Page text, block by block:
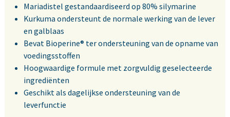
Mariadistel gestandaardiseerd op 80% silymarine
Kurkuma ondersteunt de normale werking van de lever
en galblaas
Bevat Bioperine® ter ondersteuning van de opname van
voedingsstoffen
Hoogwaardige formule met zorgvuldig geselecteerde
ingrediënten
Geschikt als dagelijkse ondersteuning van de
leverfunctie